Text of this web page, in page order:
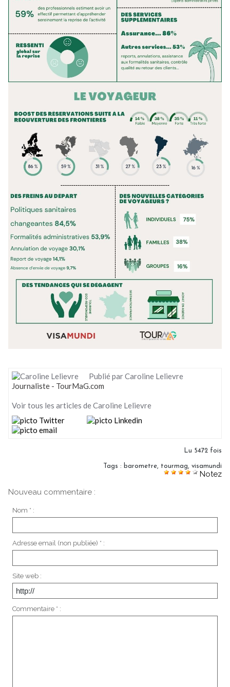
Publié par Caroline Lelievre
Journaliste - TourMaG.com
Voir tous les articles de Caroline Lelievre
Lu 5472 fois
Tags : barometre, tourmag, visamundi
Notez
Nouveau commentaire :
Nom * :
Adresse email (non publiée) * :
Site web :
Commentaire * :